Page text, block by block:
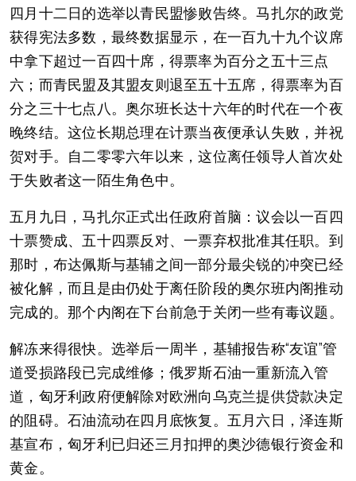
四月十二日的选举以青民盟惨败告终。马扎尔的政党
获得宪法多数，最终数据显示，在一百九十九个议席
中拿下超过一百四十席，得票率为百分之五十三点
六；而青民盟及其盟友则退至五十五席，得票率为百
分之三十七点八。奥尔班长达十六年的时代在一个夜
晚终结。这位长期总理在计票当夜便承认失败，并祝
贺对手。自二零零六年以来，这位离任领导人首次处
于失败者这一陌生角色中。
五月九日，马扎尔正式出任政府首脑：议会以一百四
十票赞成、五十四票反对、一票弃权批准其任职。到
那时，布达佩斯与基辅之间一部分最尖锐的冲突已经
被化解，而且是由仍处于离任阶段的奥尔班内阁推动
完成的。那个内阁在下台前急于关闭一些有毒议题。
解冻来得很快。选举后一周半，基辅报告称“友谊”管
道受损路段已完成维修；俄罗斯石油一重新流入管
道，匈牙利政府便解除对欧洲向乌克兰提供贷款决定
的阻碍。石油流动在四月底恢复。五月六日，泽连斯
基宣布，匈牙利已归还三月扣押的奥沙德银行资金和
黄金。